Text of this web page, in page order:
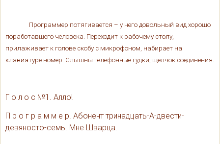
Программер потягивается – у него довольный вид хорошо
поработавшего человека. Переходит к рабочему столу,
прилаживает к голове скобу с микрофоном, набирает на
клавиатуре номер. Слышны телефонные гудки, щелчок соединения.
Г о л о с №1. Алло!
П р о г р а м м е р. Абонент тринадцать-А-двести-
девяносто-семь. Мне Шварца.